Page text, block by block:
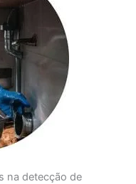
na detecção de